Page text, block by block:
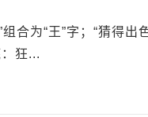
合为“王”字；“猜得出
狂...